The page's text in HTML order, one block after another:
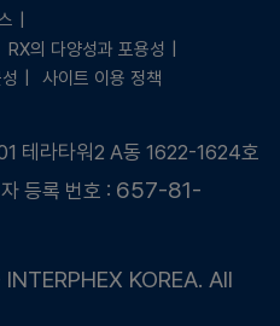
RX의 다양성과 포용성
사이트 이용 정책
테라타워2 A동 1622-1624호
등록 번호 : 657-81-
KOREA. All